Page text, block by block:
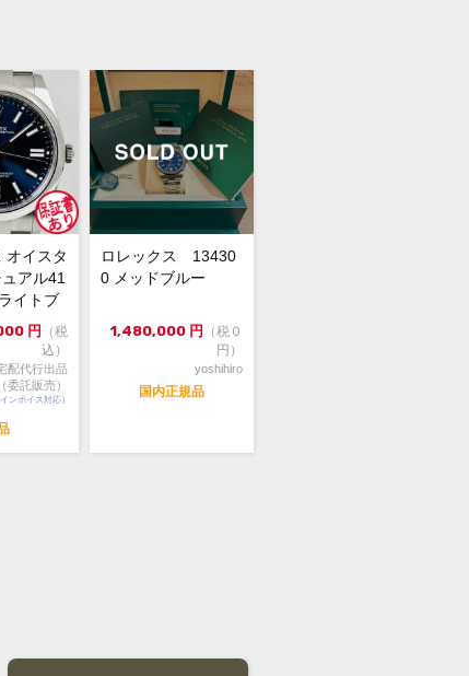
ズやカケはありません。
です。
や問合せは『出品者に質問す
願い致します。
は希望金額をご提示ください。
、取置不可。先着順販売。
オイスタ
アル41
イトブ
...
円
（税
込）
配代行出品
（委託販売）
インボイス対応）
ロレックス 13430
0 メッドブルー
1,480,000 円
（税０
円）
yoshihiro
国内正規品